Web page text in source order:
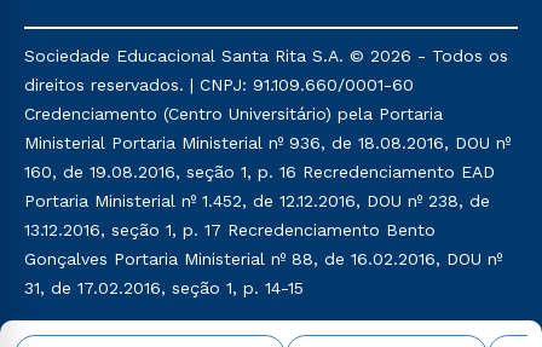
semestre de 2023, que ainda não tenham efetivado
e/ou não tenham cancelado ou trancado sua
matrícula em uma das Instituições da Cruzeiro do
Sul Educacional, no período de 1 ano. Tais condições
não se aplicam aos cursos de Medicina, e também
para matriculados via FIES, Prouni e outros
programas governamentais, e não se acumula com
nenhuma outra campanha ofertada pela Instituição.
Sociedade Educacional Santa Rita S.A. © 2026 - Todos os
direitos reservados. | CNPJ: 91.109.660/0001-60
Credenciamento (Centro Universitário) pela Portaria
Ministerial Portaria Ministerial nº 936, de 18.08.2016, DOU nº
160, de 19.08.2016, seção 1, p. 16 Recredenciamento EAD
Portaria Ministerial nº 1.452, de 12.12.2016, DOU nº 238, de
13.12.2016, seção 1, p. 17 Recredenciamento Bento
Gonçalves Portaria Ministerial nº 88, de 16.02.2016, DOU nº
31, de 17.02.2016, seção 1, p. 14-15
Política de Privacidade Política de Cookies